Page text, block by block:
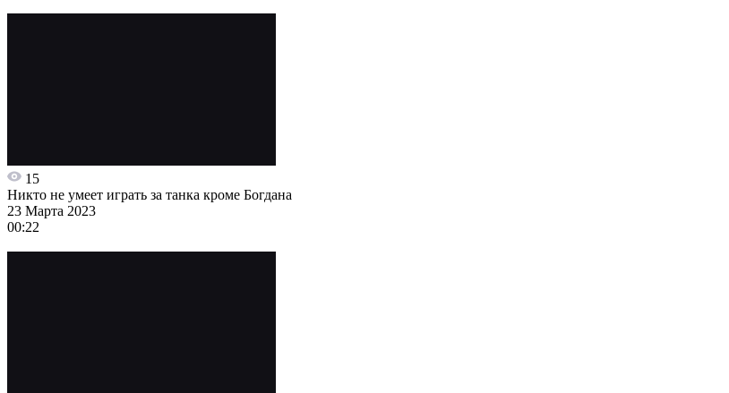
15
Никто не умеет играть за танка кроме Богдана
23 Марта 2023
00:22